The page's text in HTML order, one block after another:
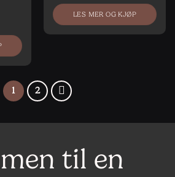
LES MER OG KJØP
1 2
til en